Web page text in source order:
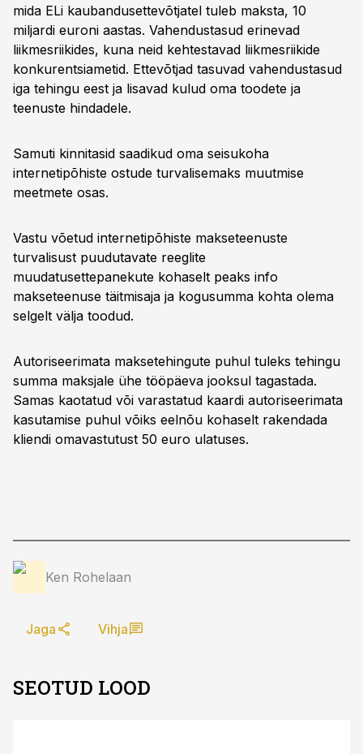
mida ELi kaubandusettevõtjatel tuleb maksta, 10
miljardi euroni aastas. Vahendustasud erinevad
liikmesriikides, kuna neid kehtestavad liikmesriikide
konkurentsiametid. Ettevõtjad tasuvad vahendustasud
iga tehingu eest ja lisavad kulud oma toodete ja
teenuste hindadele.
Samuti kinnitasid saadikud oma seisukoha
internetipõhiste ostude turvalisemaks muutmise
meetmete osas.
Vastu võetud internetipõhiste makseteenuste
turvalisust puudutavate reeglite
muudatusettepanekute kohaselt peaks info
makseteenuse täitmisaja ja kogusumma kohta olema
selgelt välja toodud.
Autoriseerimata maksetehingute puhul tuleks tehingu
summa maksjale ühe tööpäeva jooksul tagastada.
Samas kaotatud või varastatud kaardi autoriseerimata
kasutamise puhul võiks eelnõu kohaselt rakendada
kliendi omavastutust 50 euro ulatuses.
Ken Rohelaan
Jaga Vihja
SEOTUD LOOD